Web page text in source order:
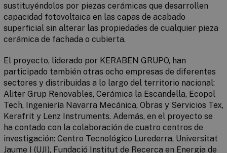
sustituyéndolos por piezas cerámicas que desarrollen
capacidad fotovoltaica en las capas de acabado
superficial sin alterar las propiedades de cualquier pieza
cerámica de fachada o cubierta.
El proyecto, liderado por KERABEN GRUPO, han
participado también otras ocho empresas de diferentes
sectores y distribuidas a lo largo del territorio nacional:
Aliter Grup Renovables, Cerámica la Escandella, Ecopol
Tech, Ingeniería Navarra Mecánica, Obras y Servicios Tex,
Kerafrit y Lenz Instruments. Además, en el proyecto se
ha contado con la colaboración de cuatro centros de
investigación: Centro Tecnológico Lurederra, Universitat
Jaume I (UJI), Fundació Institut de Recerca en Energia de